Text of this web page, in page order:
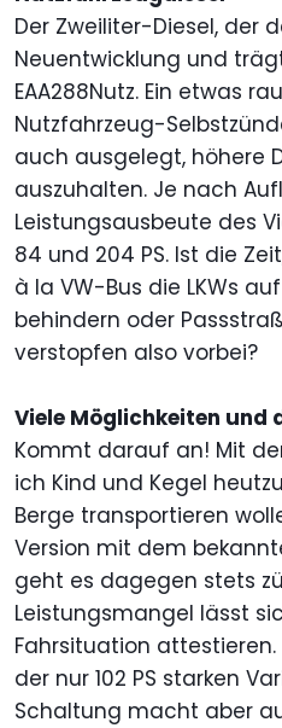
Der Zweiliter-Diesel, der
Neuentwicklung und
EAA288Nutz. Ein etwas
Nutzfahrzeug-
auch ausgelegt, höhere
auszuhalten. Je nach
Leistungsausbeute des
84 und 204 PS. Ist die
à la VW-Bus die LKWs
behindern oder
verstopfen also vorbei?
Viele Möglichkeiten und
Kommt darauf an! Mit
ich Kind und Kegel
Berge transportieren
Version mit dem
geht es dagegen stets
Leistungsmangel lässt
Fahrsituation attestieren.
der nur 102 PS starken
Schaltung macht aber